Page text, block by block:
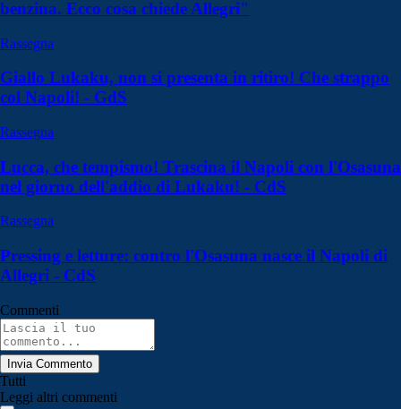
benzina. Ecco cosa chiede Allegri"
Rassegna
Giallo Lukaku, non si presenta in ritiro! Che strappo
col Napoli! - GdS
Rassegna
Lucca, che tempismo! Trascina il Napoli con l'Osasuna
nel giorno dell'addio di Lukaku! - CdS
Rassegna
Pressing e letture: contro l'Osasuna nasce il Napoli di
Allegri - CdS
Commenti
Invia Commento
Tutti
Leggi altri commenti